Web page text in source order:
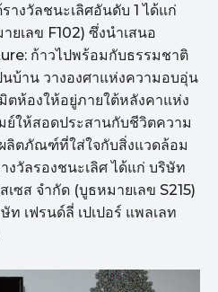
งวัลชนะเลิศอันดับ 1 ได้แก่
เลข F102) ซึ่งนำเสนอ
ก้าวไปพร้อมกับธรรมชาติ
บ้าน วางองศาแห่งความอบอุ่น
ตห้องให้อยู่ภายใต้หลังคาแห่ง
ให้สอดประสานกับชีวิตความ
ลิตภัณฑ์ที่ใส่ใจกับสิ่งแวดล้อม
วัลรองชนะเลิศ ได้แก่ บริษัท
ซส จำกัด (บูธหมายเลข S215)
ท เฟรนด์ลี่ เปเปอร์ แพลเลท